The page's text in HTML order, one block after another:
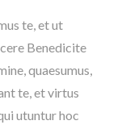
te, et ut
Benedicite
quaesumus,
te, et virtus
utuntur hoc